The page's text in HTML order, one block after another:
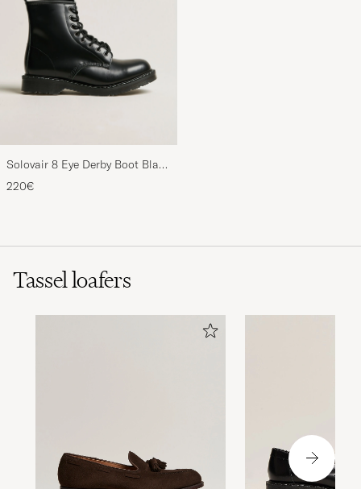
Solovair 8 Eye Derby Boot Black
Shine
220€
Tassel loafers